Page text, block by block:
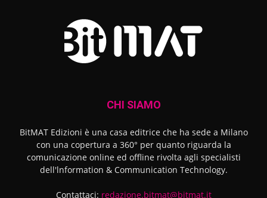
CHI SIAMO
BitMAT Edizioni è una casa editrice che ha sede a Milano
con una copertura a 360° per quanto riguarda la
comunicazione online ed offline rivolta agli specialisti
dell'lnformation & Communication Technology.
Contattaci: redazione.bitmat@bitmat.it